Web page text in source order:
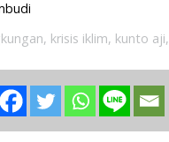
, krisis iklim, kunto aji,